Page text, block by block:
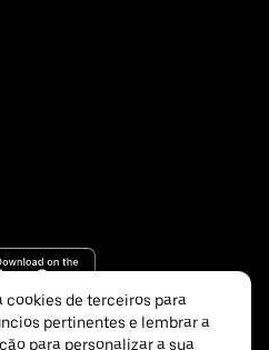
cookies de terceiros para
pertinentes e lembrar a
para personalizar a sua